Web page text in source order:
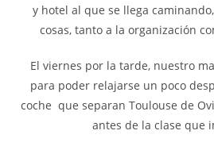
y hotel al que se llega
cosas, tanto a la organización
El viernes por la tarde, nuestro
para poder relajarse un poco
coche que separan Toulouse de
antes de la clase que